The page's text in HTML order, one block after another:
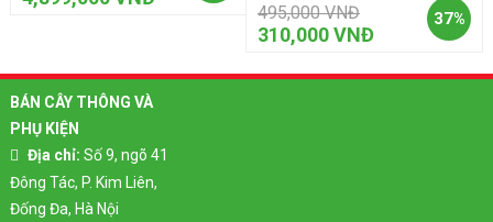
37%
495,000 VNĐ
310,000 VNĐ
BÁN CÂY THÔNG VÀ
PHỤ KIỆN
Địa chỉ: Số 9, ngõ 41
Đông Tác, P. Kim Liên,
Đống Đa, Hà Nội